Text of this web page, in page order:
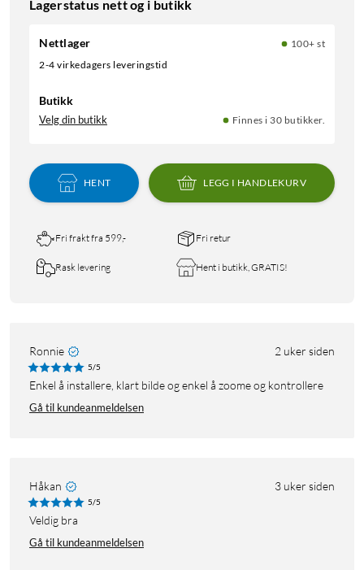
Lagerstatus nett og i butikk
Nettlager
100+ st
2-4 virkedagers leveringstid
Butikk
Velg din butikk Finnes i 30 butikker.
HENT LEGG I HANDLEKURV
Fri frakt fra 599,- Fri retur
Rask levering Hent i butikk, GRATIS!
Ronnie 2 uker siden
5/5
Enkel å installere, klart bilde og enkel å zoome og kontrollere
Gå til kundeanmeldelsen
Håkan 3 uker siden
5/5
Veldig bra
Gå til kundeanmeldelsen